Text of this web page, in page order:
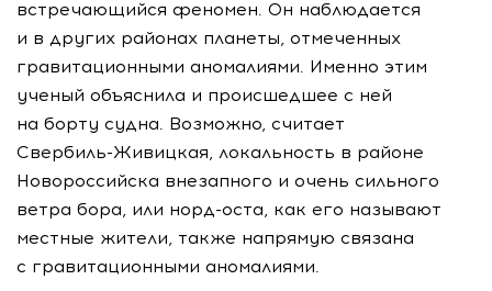
встречающийся феномен. Он наблюдается
и в других районах планеты, отмеченных
гравитационными аномалиями. Именно этим
ученый объяснила и происшедшее с ней
на борту судна. Возможно, считает
Свербиль-Живицкая, локальность в районе
Новороссийска внезапного и очень сильного
ветра бора, или норд-оста, как его называют
местные жители, также напрямую связана
с гравитационными аномалиями.